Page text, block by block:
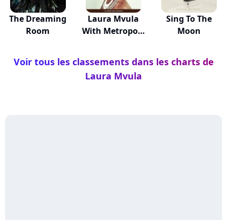
The Dreaming
Room
Laura Mvula
With Metropole
Sing To The
Moon
Voir tous les classements dans les charts de
Laura Mvula